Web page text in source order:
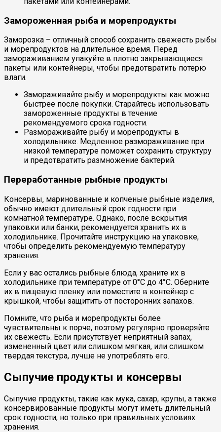
Замороженная рыба и морепродукты
Заморозка – отличный способ сохранить свежесть рыбы
и морепродуктов на длительное время. Перед
замораживанием упакуйте в плотно закрывающиеся
пакеты или контейнеры, чтобы предотвратить потерю
влаги.
Замораживайте рыбу и морепродукты как можно
быстрее после покупки. Старайтесь использовать
замороженные продукты в течение
рекомендуемого срока годности.
Размораживайте рыбу и морепродукты в
холодильнике. Медленное размораживание при
низкой температуре поможет сохранить структуру
и предотвратить размножение бактерий.
Переработанные рыбные продукты
Консервы, маринованные и копченые рыбные изделия,
обычно имеют длительный срок годности при
комнатной температуре. Однако, после вскрытия
упаковки или банки, рекомендуется хранить их в
холодильнике. Прочитайте инструкцию на упаковке,
чтобы определить рекомендуемую температуру
хранения.
Если у вас остались рыбные блюда, храните их в
холодильнике при температуре от 0°C до 4°C. Оберните
их в пищевую пленку или поместите в контейнер с
крышкой, чтобы защитить от посторонних запахов.
Помните, что рыба и морепродукты более
чувствительны к порче, поэтому регулярно проверяйте
их свежесть. Если присутствует неприятный запах,
измененный цвет или слишком мягкая, или слишком
твердая текстура, лучше не употреблять его.
Сыпучие продукты и консервы
Сыпучие продукты, такие как мука, сахар, крупы, а также
консервированные продукты могут иметь длительный
срок годности, но только при правильных условиях
хранения.